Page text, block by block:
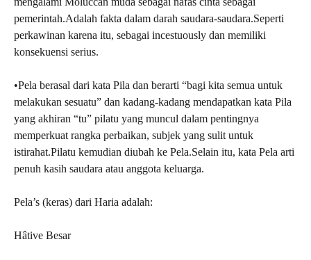
pemerintah.Adalah fakta dalam darah saudara-saudara.Seperti
perkawinan karena itu, sebagai incestuously dan memiliki
konsekuensi serius.
•Pela berasal dari kata Pila dan berarti “bagi kita semua untuk
melakukan sesuatu” dan kadang-kadang mendapatkan kata Pila
yang akhiran “tu” pilatu yang muncul dalam pentingnya
memperkuat rangka perbaikan, subjek yang sulit untuk
istirahat.Pilatu kemudian diubah ke Pela.Selain itu, kata Pela arti
penuh kasih saudara atau anggota keluarga.
Pela’s (keras) dari Haria adalah:
Hâtive Besar